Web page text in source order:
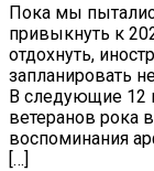
Пока мы
привыкнуть к
отдохнуть,
запланировать
В следующие 12
ветеранов рока
воспоминания
[…]